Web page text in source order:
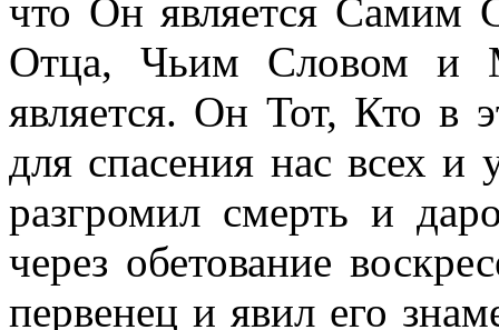
что Он является Самим
Отца, Чьим Словом и
является. Он Тот, Кто в
для спасения нас всех
разгромил смерть и
через обетование
первенец и явил его